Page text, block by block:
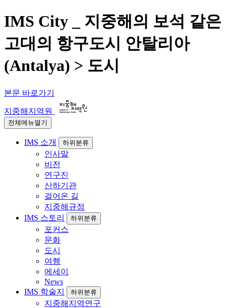
IMS City _ 지중해의 보석 같은
고대의 항구도시 안탈리아
(Antalya) > 도시
본문 바로가기
지중해지역원
전체메뉴열기
IMS 소개 하위분류
인사말
비전
연구진
산하기관
걸어온 길
지중해규정
IMS 스토리
하위분류
포커스
문화
도시
여행
에세이
News
IMS 학술지
하위분류
지중해지역연구